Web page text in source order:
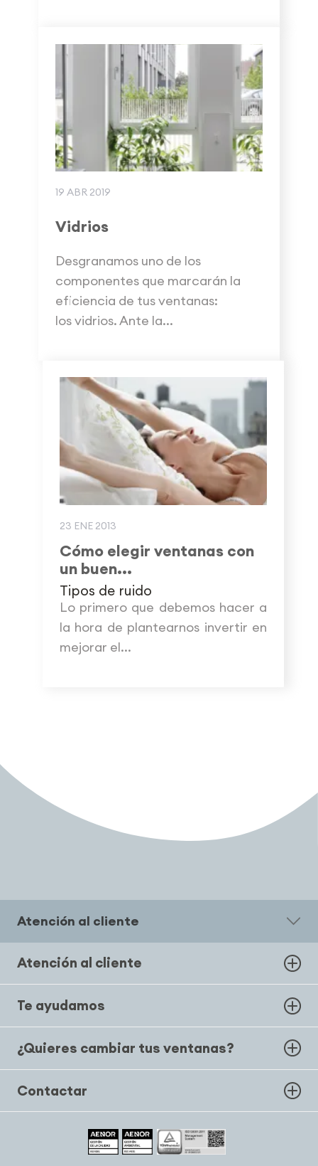
19 ABR 2019
Vidrios
Desgranamos uno de los
componentes que marcarán la
eficiencia de tus ventanas:
los vidrios. Ante la...
23 ENE 2013
Cómo elegir ventanas con
un buen...
Tipos de ruido
Lo primero que debemos hacer a
la hora de plantearnos invertir en
mejorar el...
Atención al cliente
Atención al cliente
Te ayudamos
¿Quieres cambiar tus ventanas?
Contactar